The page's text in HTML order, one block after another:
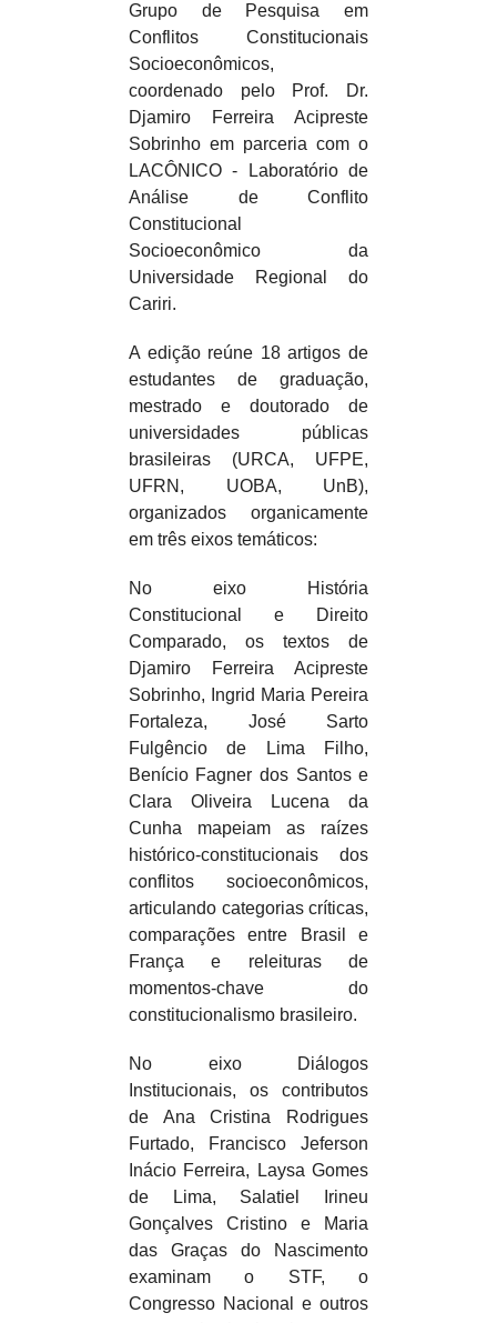
Grupo de Pesquisa em
Conflitos Constitucionais
Socioeconômicos,
coordenado pelo Prof. Dr.
Djamiro Ferreira Acipreste
Sobrinho em parceria com o
LACÔNICO - Laboratório de
Análise de Conflito
Constitucional
Socioeconômico da
Universidade Regional do
Cariri.
A edição reúne 18 artigos de
estudantes de graduação,
mestrado e doutorado de
universidades públicas
brasileiras (URCA, UFPE,
UFRN, UOBA, UnB),
organizados organicamente
em três eixos temáticos:
No eixo História
Constitucional e Direito
Comparado, os textos de
Djamiro Ferreira Acipreste
Sobrinho, Ingrid Maria Pereira
Fortaleza, José Sarto
Fulgêncio de Lima Filho,
Benício Fagner dos Santos e
Clara Oliveira Lucena da
Cunha mapeiam as raízes
histórico-constitucionais dos
conflitos socioeconômicos,
articulando categorias críticas,
comparações entre Brasil e
França e releituras de
momentos-chave do
constitucionalismo brasileiro.​​
No eixo Diálogos
Institucionais, os contributos
de Ana Cristina Rodrigues
Furtado, Francisco Jeferson
Inácio Ferreira, Laysa Gomes
de Lima, Salatiel Irineu
Gonçalves Cristino e Maria
das Graças do Nascimento
examinam o STF, o
Congresso Nacional e outros